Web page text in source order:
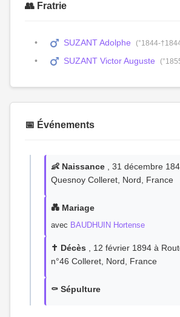
👥 Fratrie
SUZANT Adolphe (°1844-
SUZANT Victor Auguste
📅 Événements
👶 Naissance , 31 décembre
Quesnoy Colleret, Nord, France
💑 Mariage
avec BAUDHUIN Hortense
✝️ Décès , 12 février 1894 à
n°46 Colleret, Nord, France
⚰️ Sépulture